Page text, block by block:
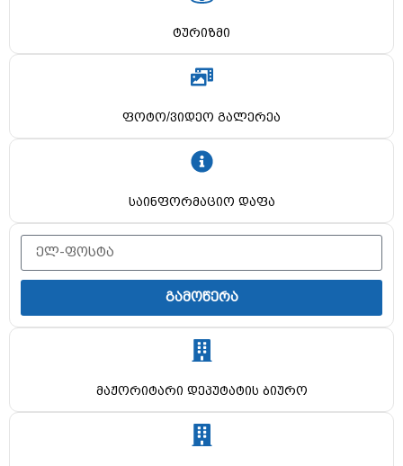
ტურიზმი
ფოტო/ვიდეო გალერეა
საინფორმაციო დაფა
გამოწერა
მაჟორიტარი დეპუტატის ბიურო